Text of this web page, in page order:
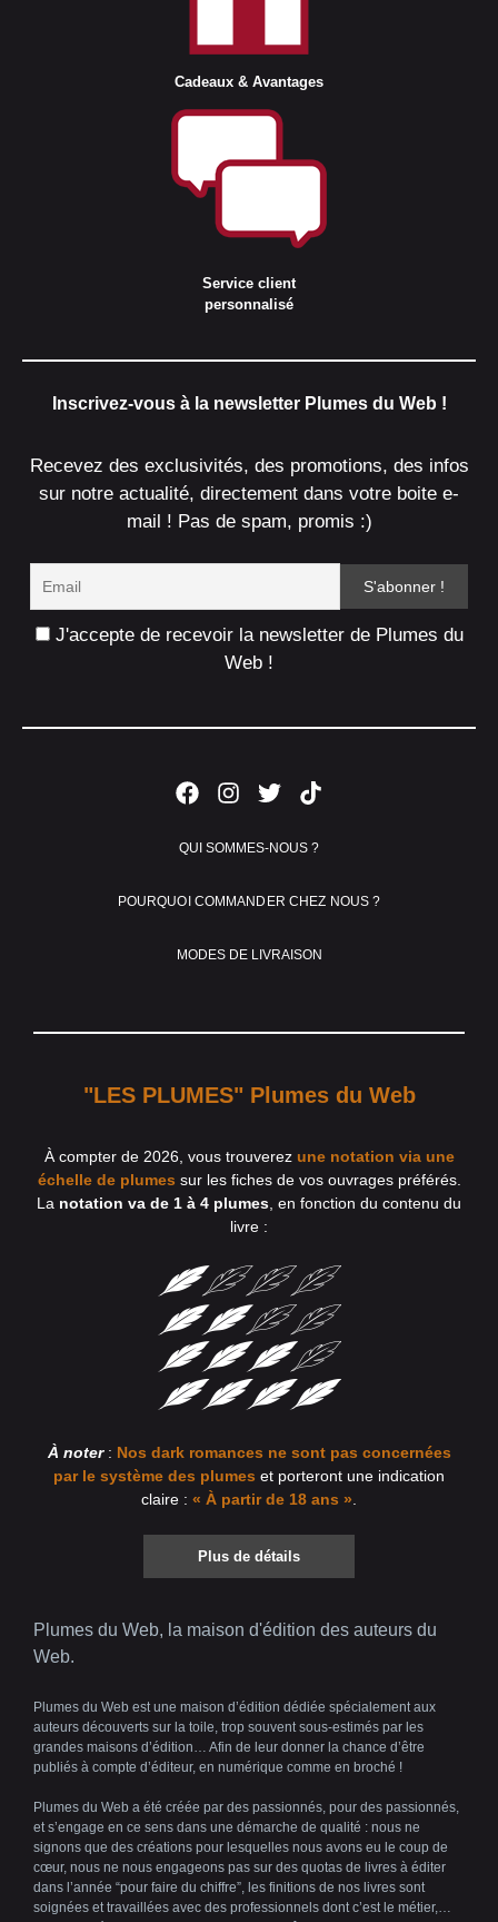
Cadeaux & Avantages
Service client
personnalisé
Inscrivez-vous à la newsletter Plumes du Web !
Recevez des exclusivités, des promotions, des infos
sur notre actualité, directement dans votre boite e-
mail ! Pas de spam, promis :)
J'accepte de recevoir la newsletter de Plumes du
Web !
QUI SOMMES-NOUS ?
POURQUOI COMMANDER CHEZ NOUS ?
MODES DE LIVRAISON
"LES PLUMES" Plumes du Web
À compter de 2026, vous trouverez une notation via une
échelle de plumes sur les fiches de vos ouvrages préférés.
La notation va de 1 à 4 plumes , en fonction du contenu du
livre :
À noter: Nos dark romances ne sont pas concernées
par le système des plumes et porteront une indication
claire : « À partir de 18 ans »
Plus de détails
Plumes du Web, la maison d'édition des auteurs du
Web.
Plumes du Web est une maison d’édition dédiée spécialement aux
auteurs découverts sur la toile, trop souvent sous-estimés par les
grandes maisons d’édition… Afin de leur donner la chance d’être
publiés à compte d’éditeur, en numérique comme en broché !
Plumes du Web a été créée par des passionnés, pour des passionnés,
et s’engage en ce sens dans une démarche de qualité : nous ne
signons que des créations pour lesquelles nous avons eu le coup de
cœur, nous ne nous engageons pas sur des quotas de livres à éditer
dans l’année “pour faire du chiffre”, les finitions de nos livres sont
soignées et travaillées avec des professionnels dont c’est le métier,…